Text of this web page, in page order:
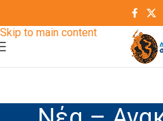
Skip to main content